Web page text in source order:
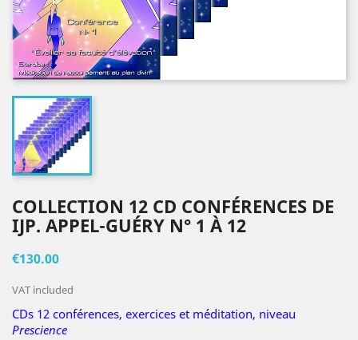
COLLECTION 12 CD CONFÉRENCES DE
IJP. APPEL-GUÉRY N° 1 À 12
€130.00
VAT included
CDs 12 conférences, exercices et méditation, niveau
Prescience